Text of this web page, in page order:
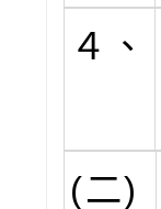
４、
(二)